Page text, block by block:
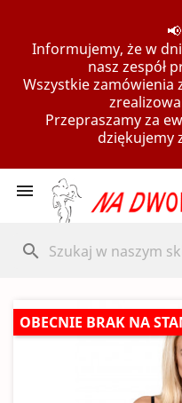
Informujemy, że w
nasz zespół
Wszystkie zamówienia
Przepraszamy za
dziękujemy

search
OBECNIE BRAK NA